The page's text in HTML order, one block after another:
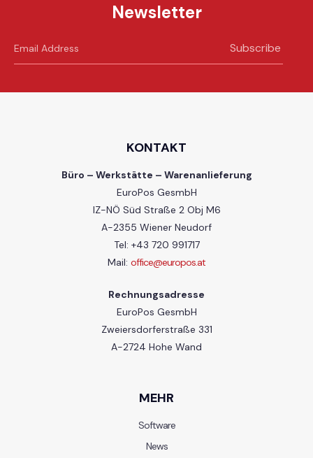
Newsletter
Subscribe
KONTAKT
Büro – Werkstätte – Warenanlieferung
EuroPos GesmbH
IZ-NÖ Süd Straße 2 Obj M6
A-2355 Wiener Neudorf
Tel: +43 720 991717
Mail: office@europos.at
Rechnungsadresse
EuroPos GesmbH
Zweiersdorferstraße 331
A-2724 Hohe Wand
MEHR
Software
News